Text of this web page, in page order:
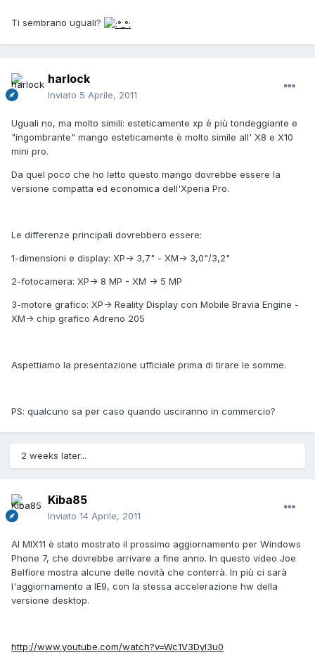
Ti sembrano uguali?
harlock
Inviato 5 Aprile, 2011
Uguali no, ma molto simili: esteticamente xp è più tondeggiante e
"ingombrante" mango esteticamente è molto simile all' X8 e X10
mini pro.
Da quel poco che ho letto questo mango dovrebbe essere la
versione compatta ed economica dell'Xperia Pro.
Le differenze principali dovrebbero essere:
1-dimensioni e display: XP-> 3,7" - XM-> 3,0"/3,2"
2-fotocamera: XP-> 8 MP - XM -> 5 MP
3-motore grafico: XP-> Reality Display con Mobile Bravia Engine -
XM-> chip grafico Adreno 205
Aspettiamo la presentazione ufficiale prima di tirare le somme.
PS: qualcuno sa per caso quando usciranno in commercio?
2 weeks later...
Kiba85
Inviato 14 Aprile, 2011
Al MIX11 è stato mostrato il prossimo aggiornamento per Windows
Phone 7, che dovrebbe arrivare a fine anno. In questo video Joe
Belfiore mostra alcune delle novità che conterrà. In più ci sarà
l'aggiornamento a IE9, con la stessa accelerazione hw della
versione desktop.
http://www.youtube.com/watch?v=Wc1V3DyI3u0